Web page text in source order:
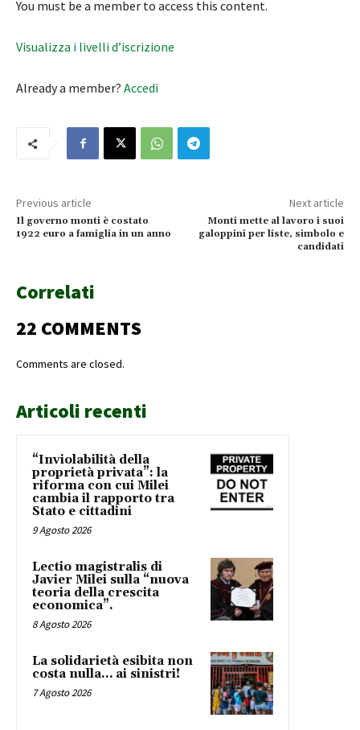
You must be a member to access this content.
Visualizza i livelli d’iscrizione
Already a member? Accedi
Previous article
Il governo monti è costato
1922 euro a famiglia in un anno
Next article
Monti mette al lavoro i suoi
galoppini per liste, simbolo e
candidati
Correlati
22 COMMENTS
Comments are closed.
Articoli recenti
“Inviolabilità della
proprietà privata”: la
riforma con cui Milei
cambia il rapporto tra
Stato e cittadini
9 Agosto 2026
Lectio magistralis di
Javier Milei sulla “nuova
teoria della crescita
economica”.
8 Agosto 2026
La solidarietà esibita non
costa nulla… ai sinistri!
7 Agosto 2026